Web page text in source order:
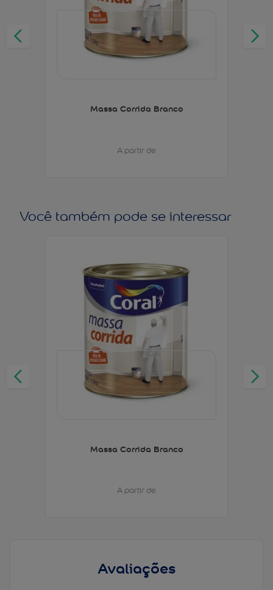
Massa Corrida Branco
A partir de
Você também pode se interessar
Massa Corrida Branco
A partir de
Avaliações